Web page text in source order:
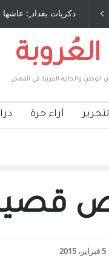
دكريات بغداد ٍ: عاشها
والجاليه العربية في المهجر
آراء حرة
5 فبراير، 2015